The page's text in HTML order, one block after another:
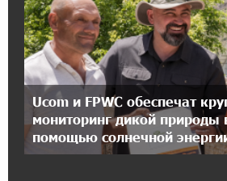
17:27:13 8-07-2026
Рост цен на продукты в
до 8,6%: ЕАБР
17:24:27 8-07-2026
Idram - главный
конференции «На пути
воспитанию детей 2026»
Ucom и FPWC обеспечат
мониторинг дикой природы
помощью солнечной